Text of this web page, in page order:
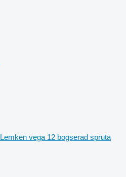
Lemken vega 12 bogserad spruta